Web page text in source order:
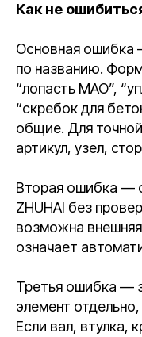
Как не
Основная ошибка
по названию.
“лопасть MAO”,
“скребок для
общие. Для
артикул, узел,
Вторая ошибка —
ZHUHAI без
возможна
означает
Третья ошибка —
элемент
Если вал, втулка,